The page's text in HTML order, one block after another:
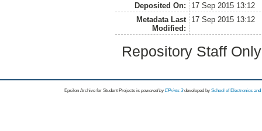
Deposited On:
17 Sep 2015 13:12
Metadata Last
Modified:
17 Sep 2015 13:12
Repository Staff
Epsilon Archive for Student Projects is powored byEPrints 3 developed by School of Electronics